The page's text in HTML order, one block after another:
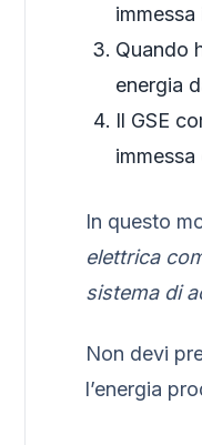
immessa
Quando
energia
Il GSE
In questo
elettrica
sistema di
Non devi
l’energia